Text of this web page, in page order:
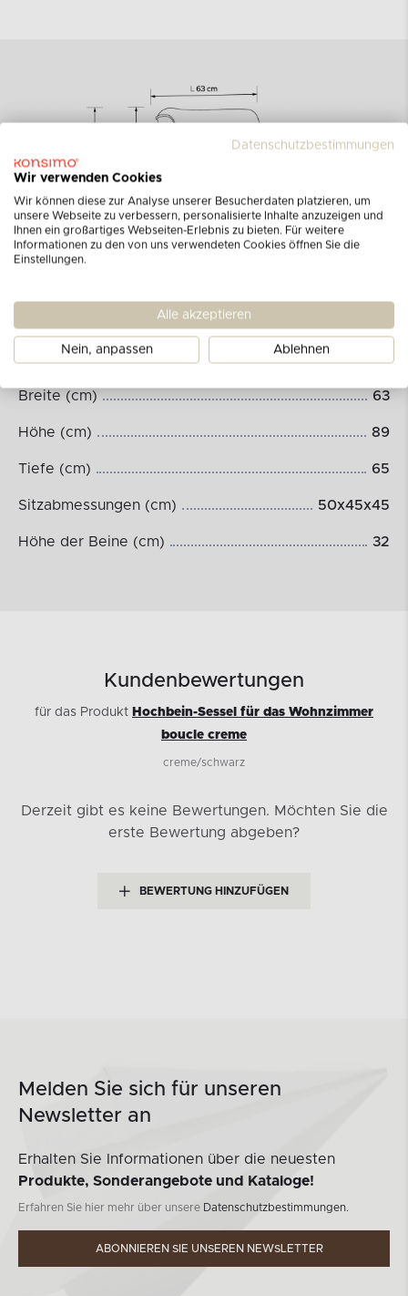
Abmessungen des Produkts:
Breite (cm) 63
Höhe (cm) 89
Tiefe (cm) 65
Sitzabmessungen (cm) 50x45x45
Höhe der Beine (cm) 32
Kundenbewertungen
für das Produkt Hochbein-Sessel für das Wohnzimmer
boucle creme
creme/schwarz
Derzeit gibt es keine Bewertungen. Möchten Sie die
erste Bewertung abgeben?
BEWERTUNG HINZUFÜGEN
Melden Sie sich für unseren
Newsletter an
Erhalten Sie Informationen über die neuesten
Produkte, Sonderangebote und Kataloge!
Erfahren Sie hier mehr über unsere Datenschutzbestimmungen.
ABONNIEREN SIE UNSEREN NEWSLETTER
Datenschutzbestimmungen
Wir verwenden Cookies
Wir können diese zur Analyse unserer Besucherdaten platzieren, um
unsere Webseite zu verbessern, personalisierte Inhalte anzuzeigen und
Ihnen ein großartiges Webseiten-Erlebnis zu bieten. Für weitere
Informationen zu den von uns verwendeten Cookies öffnen Sie die
Einstellungen.
Alle akzeptieren
Nein, anpassen Ablehnen